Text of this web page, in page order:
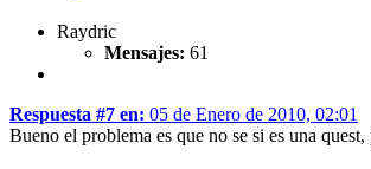
Raydric
Mensajes: 61
Respuesta #7 en: 05 de Enero de 2010, 02:01
Bueno el problema es que no se si es una